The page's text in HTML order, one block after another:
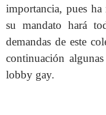
importancia, pues ha
su mandato hará
demandas de este
continuación
lobby gay.